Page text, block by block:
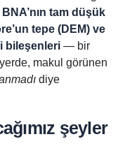
BNA’nın tam düşük
tepe (DEM) ve
bileşenleri — bir
makul görünen
diye
şeyler